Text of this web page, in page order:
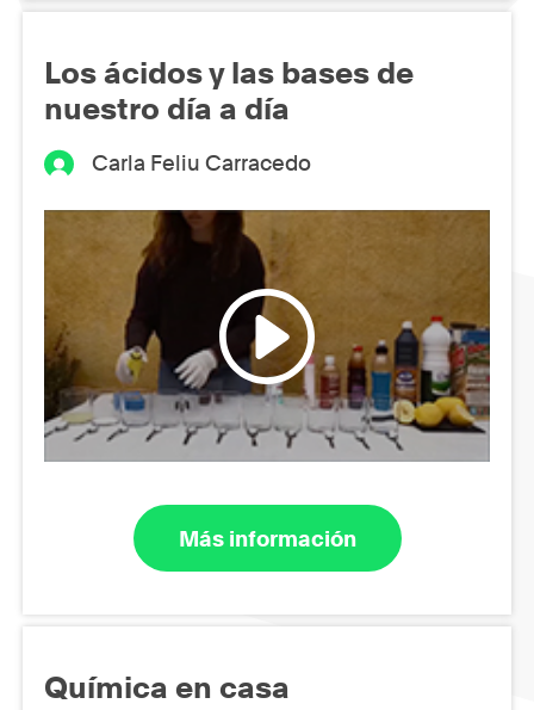
Los ácidos y las bases de
nuestro día a día
Carla Feliu Carracedo
Más información
Química en casa